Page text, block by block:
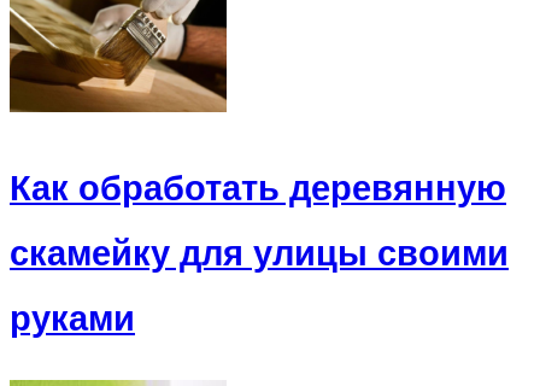
Как обработать деревянную
скамейку для улицы своими
руками